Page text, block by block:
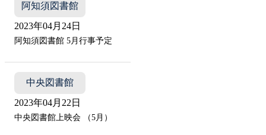
阿知須図書館
2023年04月24日
阿知須図書館 5月行事予定
中央図書館
2023年04月22日
中央図書館上映会 （5月）